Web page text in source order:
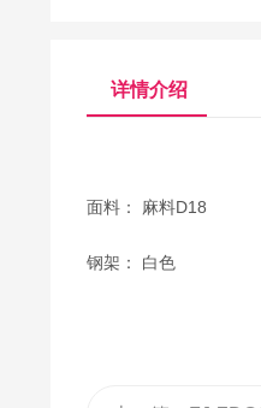
详情介绍
面料： 麻料D18
钢架： 白色